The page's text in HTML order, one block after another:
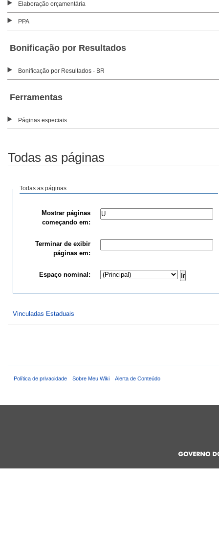
Elaboração orçamentária
PPA
Bonificação por Resultados
Bonificação por Resultados - BR
Ferramentas
Páginas especiais
Todas as páginas
Todas as páginas
Mostrar páginas
começando em:
Terminar de exibir
páginas em:
Espaço nominal:
Vinculadas Estaduais
Política de privacidade Sobre Meu Wiki Alerta de Conteúdo